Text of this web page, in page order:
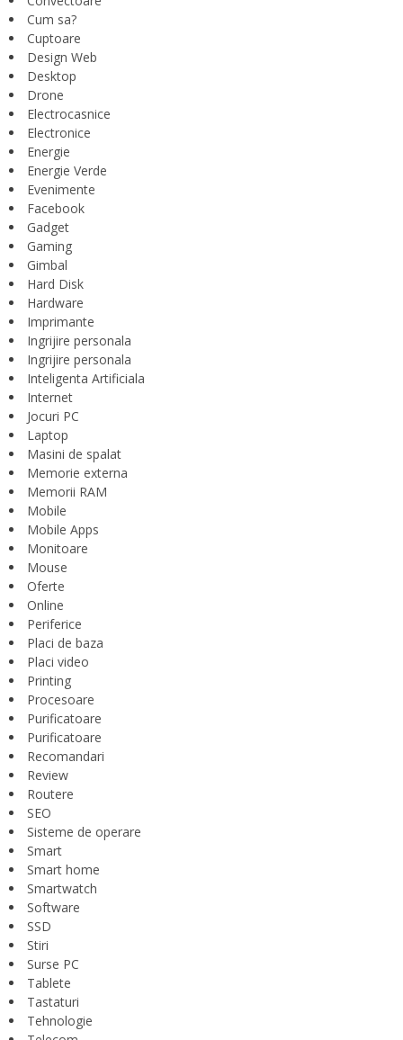
Cum sa?
Cuptoare
Design Web
Desktop
Drone
Electrocasnice
Electronice
Energie
Energie Verde
Evenimente
Facebook
Gadget
Gaming
Gimbal
Hard Disk
Hardware
Imprimante
Ingrijire personala
Ingrijire personala
Inteligenta Artificiala
Internet
Jocuri PC
Laptop
Masini de spalat
Memorie externa
Memorii RAM
Mobile
Mobile Apps
Monitoare
Mouse
Oferte
Online
Periferice
Placi de baza
Placi video
Printing
Procesoare
Purificatoare
Purificatoare
Recomandari
Review
Routere
SEO
Sisteme de operare
Smart
Smart home
Smartwatch
Software
SSD
Stiri
Surse PC
Tablete
Tastaturi
Tehnologie